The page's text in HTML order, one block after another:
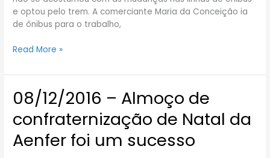
e optou pelo trem. A comerciante Maria da Conceição ia
de ônibus para o trabalho,
Read More »
08/12/2016 – Almoço de
confraternização de Natal da
Aenfer foi um sucesso
08/12/2016
–
Almoço
confraternização